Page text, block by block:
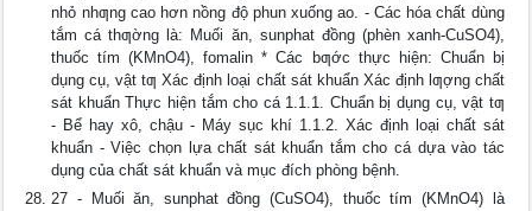
nhỏ nhƣng cao hơn nồng độ phun xuống ao. - Các hóa chất dùng
tắm cá thƣờng là: Muối ăn, sunphat đồng (phèn xanh-CuSO4),
thuốc tím (KMnO4), fomalin * Các bƣớc thực hiện: Chuẩn bị
dụng cụ, vật tƣ Xác định loại chất sát khuẩn Xác định lƣợng chất
sát khuẩn Thực hiện tắm cho cá 1.1.1. Chuẩn bị dụng cụ, vật tƣ
- Bể hay xô, chậu - Máy sục khí 1.1.2. Xác định loại chất sát
khuẩn - Việc chọn lựa chất sát khuẩn tắm cho cá dựa vào tác
dụng của chất sát khuẩn và mục đích phòng bệnh.
27 - Muối ăn, sunphat đồng (CuSO4), thuốc tím (KMnO4) là